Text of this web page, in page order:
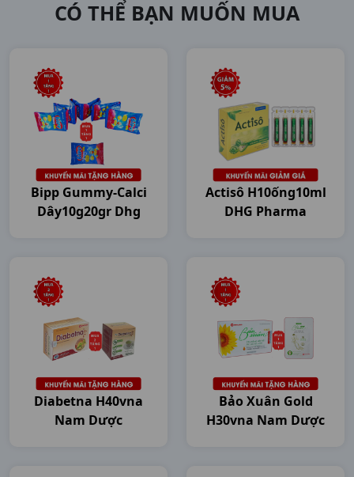
CÓ THỂ BẠN MUỐN MUA
Bipp Gummy-Calci
Dây10g20gr Dhg
Actisô H10ống10ml
DHG Pharma
Diabetna H40vna
Nam Dược
Bảo Xuân Gold
H30vna Nam Dược